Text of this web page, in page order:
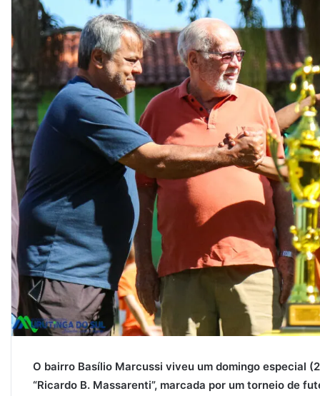
O bairro Basílio Marcussi viveu um domingo especial
“Ricardo B. Massarenti”, marcada por um torneio de